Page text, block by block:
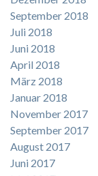
September 2018
Juli 2018
Juni 2018
April 2018
März 2018
Januar 2018
November 2017
September 2017
August 2017
Juni 2017